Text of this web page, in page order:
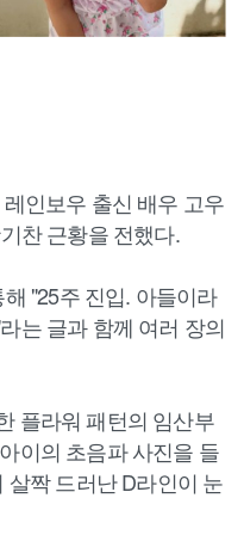
인보우 출신 배우 고우
찬 근황을 전했다.
"25주 진입. 아들이라
는 글과 함께 여러 장의
플라워 패턴의 임산부
이의 초음파 사진을 들
살짝 드러난 D라인이 눈